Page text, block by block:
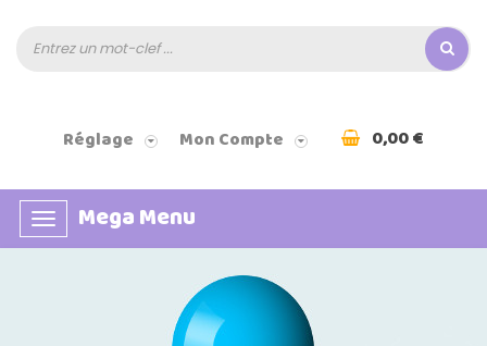
Réglage Mon Compte 0,00 €
Basculer
la
Mega Menu